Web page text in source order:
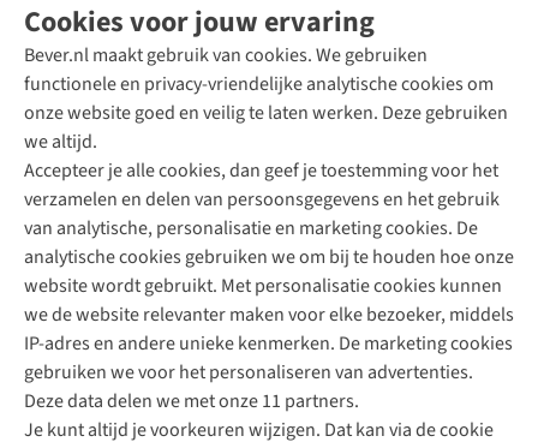
Cookies voor jouw ervaring
Bever.nl maakt gebruik van cookies. We gebruiken
functionele en privacy-vriendelijke analytische cookies om
onze website goed en veilig te laten werken. Deze gebruiken
we altijd.
Accepteer je alle cookies, dan geef je toestemming voor het
verzamelen en delen van persoonsgegevens en het gebruik
van analytische, personalisatie en marketing cookies. De
analytische cookies gebruiken we om bij te houden hoe onze
website wordt gebruikt. Met personalisatie cookies kunnen
we de website relevanter maken voor elke bezoeker, middels
IP-adres en andere unieke kenmerken. De marketing cookies
gebruiken we voor het personaliseren van advertenties.
Deze data delen we met onze 11 partners.
Je kunt altijd je voorkeuren wijzigen. Dat kan via de cookie
Direct advies van een Buitenexpert
+31 (0)85 888 50 88
+31 6 12 28 49 80
Contactformulier